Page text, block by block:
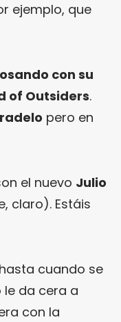
ejemplo, que
con su
of Outsiders.
pero en
el nuevo Julio
claro). Estáis
cuando se
le da cera a
con la